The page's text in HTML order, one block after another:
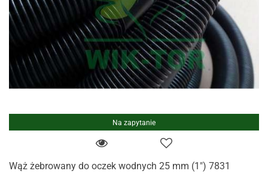
Na zapytanie
Wąż żebrowany do oczek wodnych 25 mm (1") 7831